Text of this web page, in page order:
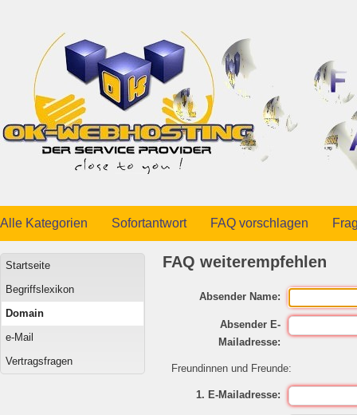
Alle Kategorien Sofortantwort FAQ vorschlagen
Startseite
Begriffslexikon
Domain
e-Mail
Vertragsfragen
FAQ weiterempfehlen
Absender Name:
Absender E-
Mailadresse:
Freundinnen und Freunde:
1. E-Mailadresse: